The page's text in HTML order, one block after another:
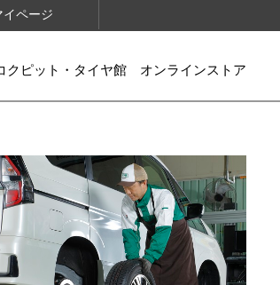
イページ
クピット・タイヤ館 オンラインストア